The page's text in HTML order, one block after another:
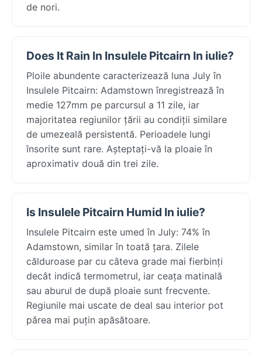
de nori.
Does It Rain In Insulele Pitcairn In iulie?
Ploile abundente caracterizează luna July în
Insulele Pitcairn: Adamstown înregistrează în
medie 127mm pe parcursul a 11 zile, iar
majoritatea regiunilor țării au condiții similare
de umezeală persistentă. Perioadele lungi
însorite sunt rare. Așteptați-vă la ploaie în
aproximativ două din trei zile.
Is Insulele Pitcairn Humid In iulie?
Insulele Pitcairn este umed în July: 74% în
Adamstown, similar în toată țara. Zilele
călduroase par cu câteva grade mai fierbinți
decât indică termometrul, iar ceața matinală
sau aburul de după ploaie sunt frecvente.
Regiunile mai uscate de deal sau interior pot
părea mai puțin apăsătoare.